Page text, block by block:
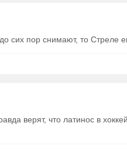
сих пор снимают, то Стреле
верят, что латинос в